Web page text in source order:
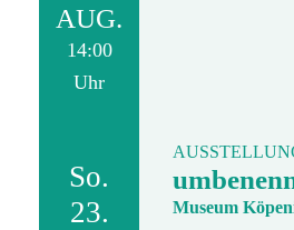
AUG.
14:00
Uhr
So.
23.
Museum